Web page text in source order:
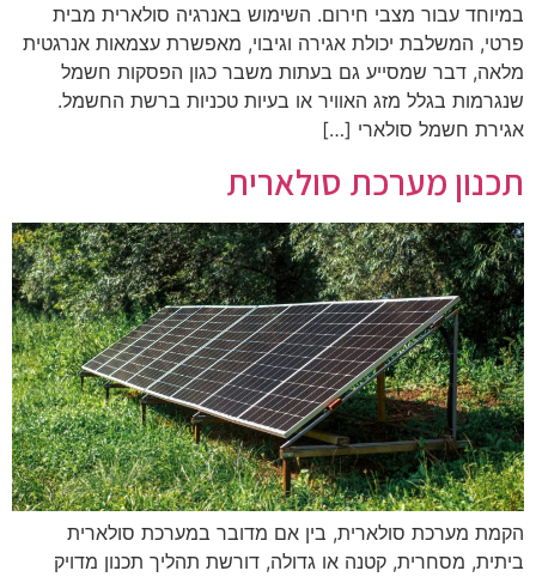
במיוחד עבור מצבי חירום. השימוש באנרגיה סולארית מבית
פרטי, המשלבת יכולת אגירה וגיבוי, מאפשרת עצמאות אנרגטית
מלאה, דבר שמסייע גם בעתות משבר כגון הפסקות חשמל
שנגרמות בגלל מזג האוויר או בעיות טכניות ברשת החשמל.
אגירת חשמל סולארי […]
תכנון מערכת סולארית
הקמת מערכת סולארית, בין אם מדובר במערכת סולארית
ביתית, מסחרית, קטנה או גדולה, דורשת תהליך תכנון מדויק